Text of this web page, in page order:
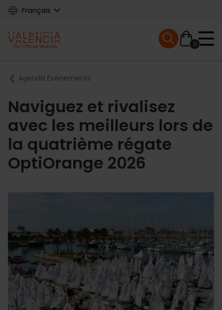
Skip
content
Français
Main
navigation
0
Mobile menu
Breadcrumb
Agenda Évenements
Naviguez et rivalisez
avec les meilleurs lors de
la quatrième régate
OptiOrange 2026